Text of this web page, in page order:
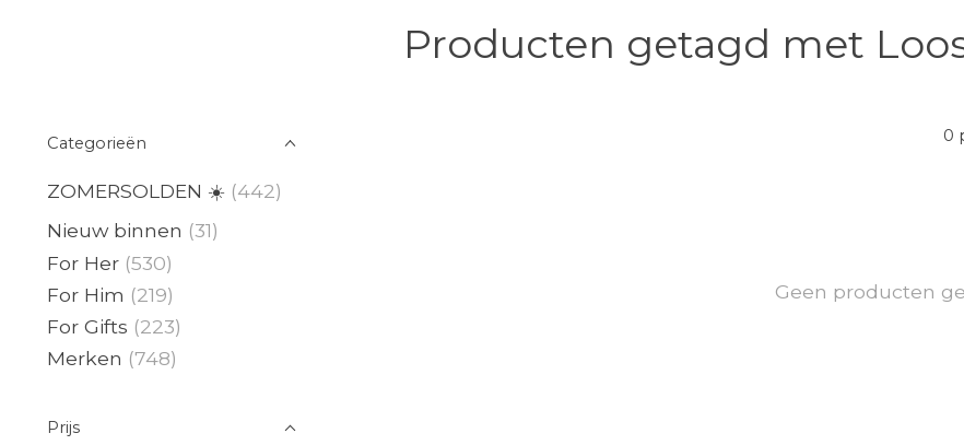
Producten getagd met
Categorieën
ZOMERSOLDEN ☀️ (442)
Nieuw binnen (31)
For Her (530)
For Him (219)
For Gifts (223)
Merken (748)
Prijs
0
Geen producten